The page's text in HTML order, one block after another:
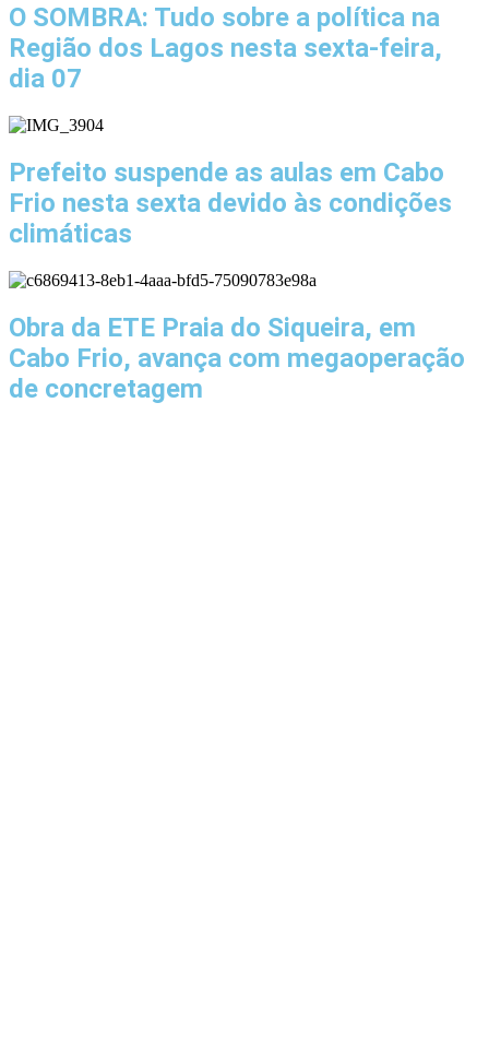
O SOMBRA: Tudo sobre a política na
Região dos Lagos nesta sexta-feira,
dia 07
Prefeito suspende as aulas em Cabo
Frio nesta sexta devido às condições
climáticas
Obra da ETE Praia do Siqueira, em
Cabo Frio, avança com megaoperação
de concretagem